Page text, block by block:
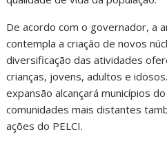
De acordo com o governador, a
contempla a criação de novos
diversificação das atividades
crianças, jovens, adultos e
expansão alcançará municípios
comunidades mais distantes
ações do PELCI.